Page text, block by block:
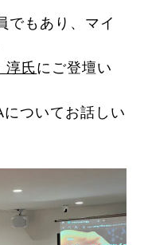
でもあり、マイ
淳氏にご登壇い
ついてお話しい